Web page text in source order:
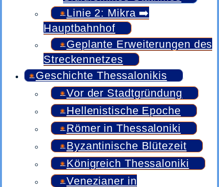
Linie 2: Mikra ➡️
Hauptbahnhof
Geplante Erweiterungen des
Streckennetzes
Geschichte Thessalonikis
Vor der Stadtgründung
Hellenistische Epoche
Römer in Thessaloniki
Byzantinische Blütezeit
Königreich Thessaloniki
Venezianer in